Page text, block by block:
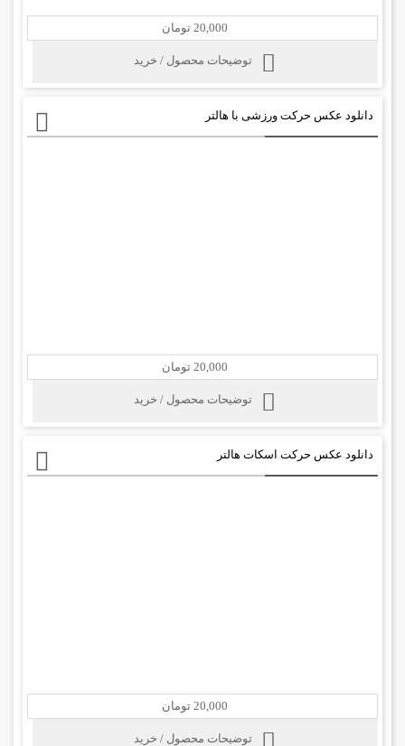
20,000 تومان
توضیحات محصول / خرید
دانلود عکس حرکت ورزشی با هالتر
20,000 تومان
توضیحات محصول / خرید
دانلود عکس حرکت اسکات هالتر
20,000 تومان
توضیحات محصول / خرید